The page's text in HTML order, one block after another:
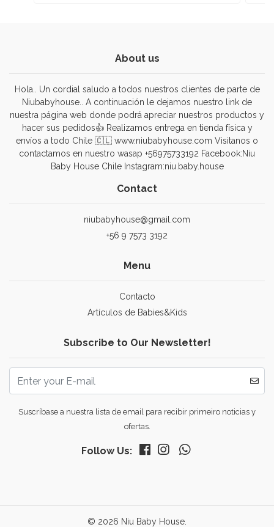
About us
Hola.. Un cordial saludo a todos nuestros clientes de parte de
Niubabyhouse.. A continuación le dejamos nuestro link de
nuestra página web donde podrá apreciar nuestros productos y
hacer sus pedidos👍 Realizamos entrega en tienda física y
envíos a todo Chile 🇨🇱 www.niubabyhouse.com Visitanos o
contactamos en nuestro wasap +56975733192 Facebook:Niu
Baby House Chile Instagram:niu.baby.house
Contact
niubabyhouse@gmail.com
+56 9 7573 3192
Menu
Contacto
Artículos de Babies&Kids
Subscribe to Our Newsletter!
Suscríbase a nuestra lista de email para recibir primeiro noticias y
ofertas.
Follow Us:
© 2026 Niu Baby House.